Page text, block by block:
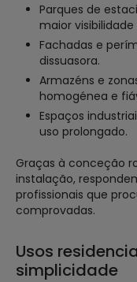
Parques de
maior
Fachadas e
dissuasora.
Armazéns e
homogénea e
Espaços
uso prolongado.
Graças à conceção
instalação,
profissionais que
comprovadas.
Usos
simplicidade